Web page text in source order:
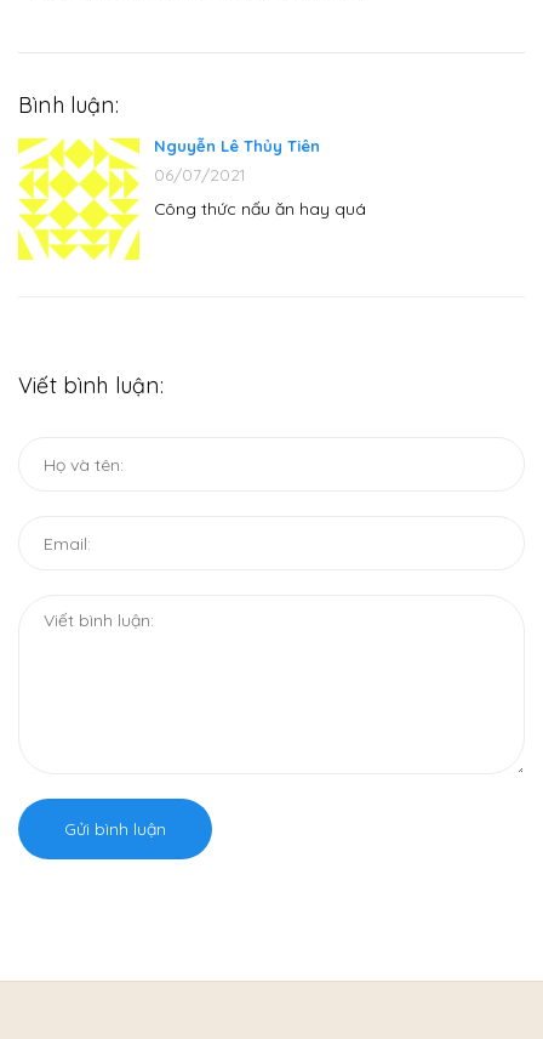
Bình luận:
Nguyễn Lê Thủy Tiên
06/07/2021
Công thức nấu ăn hay quá
Viết bình luận:
Gửi bình luận